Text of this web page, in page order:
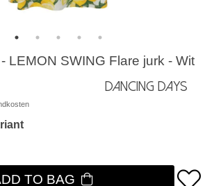
LEMON SWING Flare jurk - Wit
Dancing Days
TO BAG